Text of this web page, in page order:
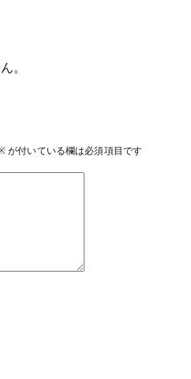
。
が付いている欄は必須項目です